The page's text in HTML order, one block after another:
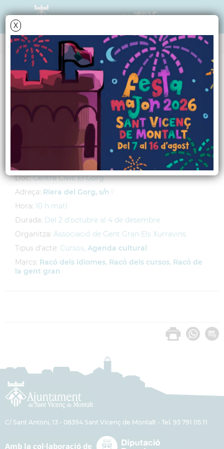
X
AGENDA
Dimecres2 octubre 2013
Curs de català
Activitat adreçada a la gent gran
Lloc: Centre Cívic El Gorg
Adreça: Riera del Gorg, s/n
Hora: 10 h matí
Durada: Del 2 d'octubre al 4 de desembre
Organitza: Associació de Gent Gran Els Xurravins
Tipus d'acte: Cursos, Agenda cultural
Marcs: Racó dels idiomes, Racó dels cursos, Racó de
la gent gran
C/ Sant Antoni, 13 - 08394 Sant Vicenç de Montalt - Tel. 93 791 05 11